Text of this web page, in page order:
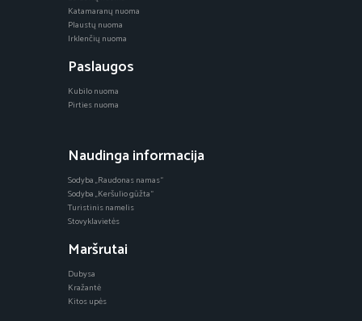
Katamaranų nuoma
Plaustų nuoma
Irklenčių nuoma
Paslaugos
Kubilo nuoma
Pirties nuoma
Naudinga informacija
Sodyba „Raudonas namas“
Sodyba „Keršulio gūžta“
Turistinis namelis
Stovyklavietės
Maršrutai
Dubysa
Kražantė
Kitos upės